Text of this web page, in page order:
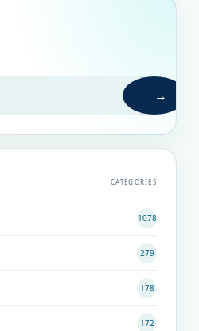
→
CATEGORIES
1078
279
178
172